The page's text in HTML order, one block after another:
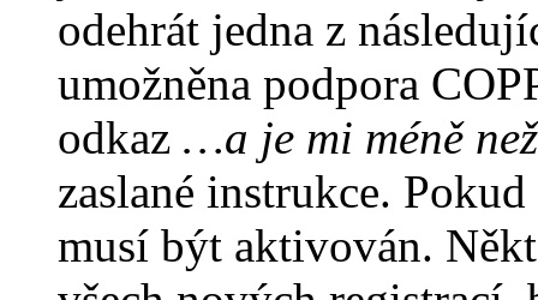
odehrát jedna z
umožněna podpora
odkaz …a je mi méně
zaslané instrukce.
musí být aktivován.